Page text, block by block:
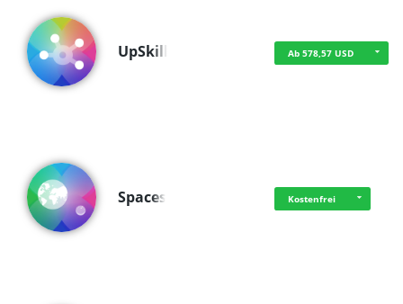
UpSkill Ab 578,57 USD
Spaces Kostenfrei